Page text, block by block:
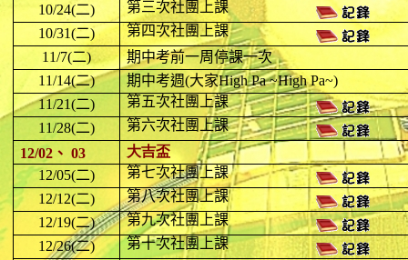
10/24(二)
第三次社團上課
10/31(二)
第四次社團上課
11/7(二)
期中考前一周停課一次
11/14(二) 期中考週(大家High Pa ~High Pa~)
11/21(二)
第五次社團上課
11/28(二)
第六次社團上課
12/02、 03
大吉盃
12/05(二)
第七次社團上課
12/12(二)
第八次社團上課
12/19(二)
第九次社團上課
12/26(二)
第十次社團上課